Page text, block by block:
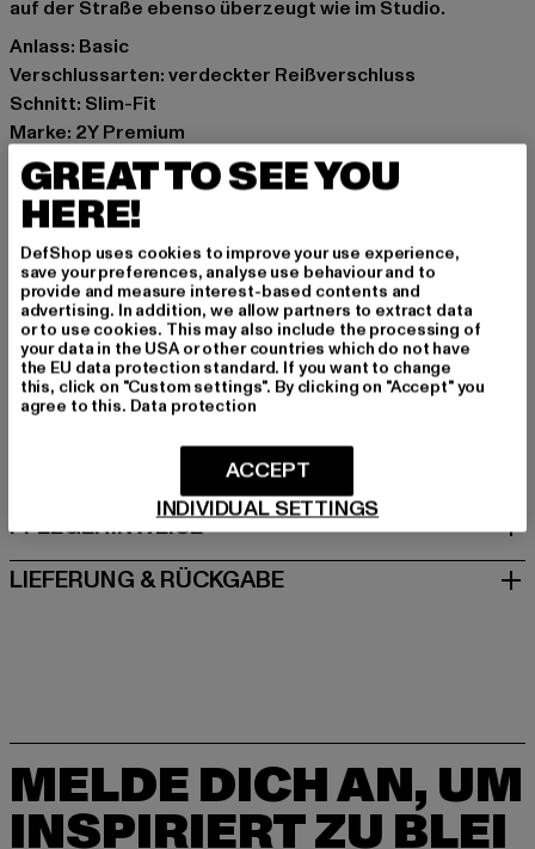
auf der Straße ebenso überzeugt wie im Studio.
Anlass: Basic
Verschlussarten: verdeckter Reißverschluss
Schnitt: Slim-Fit
Marke: 2Y Premium
Kat.: Slim Fit Jeans
Farbe: blau
Hersteller Farbe: blue
Materialzusammensetzung: 97% Baumwolle, 3%
Elasthan
Art.Nr: 2YB5918-00064
Hersteller: 2Y Premium GmbH |info@2y-studios.com
Hollefeldstraße 16 | 48282 Emsdetten | DE
GRÖSSE & PASSFORM
PFLEGEHINWEISE
LIEFERUNG & RÜCKGABE
MELDE DICH AN, UM
INSPIRIERT ZU BLEI
GREAT TO SEE YOU
HERE!
DefShop uses cookies to improve your use experience,
save your preferences, analyse use behaviour and to
provide and measure interest-based contents and
advertising. In addition, we allow partners to extract data
or to use cookies. This may also include the processing of
your data in the USA or other countries which do not have
the EU data protection standard. If you want to change
this, click on "Custom settings". By clicking on "Accept" you
agree to this. Data protection
INDIVIDUAL SETTINGS
ACCEPT